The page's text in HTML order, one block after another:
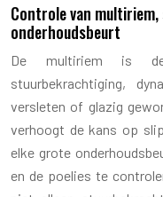
Controle van
onderhoudsbeurt
De multiriem is de
stuurbekrachtiging,
versleten of glazig
verhoogt de kans op
elke grote
en de poelies te